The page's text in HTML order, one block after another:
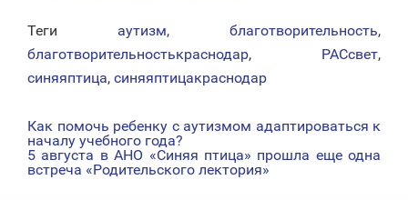
Теги аутизм, благотворительность,
благотворительностькраснодар, РАСсвет,
синяяптица, синяяптицакраснодар
НАВИГАЦИЯ
ПО
Как помочь ребенку с аутизмом адаптироваться к
началу учебного года?
5 августа в АНО «Синяя птица» прошла еще одна
встреча «Родительского лектория»